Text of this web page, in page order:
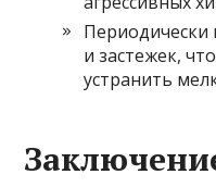
Периодически
и застежек,
устранить